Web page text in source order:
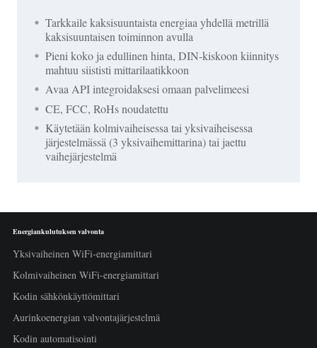
Tarkkaile kaksisuuntaista energiaa yhdellä metrillä
kaksisuuntaisen toiminnon avulla
Pieni koko ja edullinen hinta, DIN-kiskoon kiinnitys
mahtuu siististi mittarilaatikkoon
Avaa API integroidaksesi omaan palvelimeesi
CE, FCC, RoHs noudatettu
Käytetään kolmivaiheisessa tai yksivaiheisessa
järjestelmässä (3 yksivaihemittarina) tai jaettu
vaihejärjestelmä
Energiankulutuksen valvonta
Yksivaiheinen WiFi-energiamittari
Kolmivaiheinen WiFi-energiamittari
Kodin sähkönkäyttömittari
Aurinkoenergian valvontajärjestelmä
Kodin automatisointi